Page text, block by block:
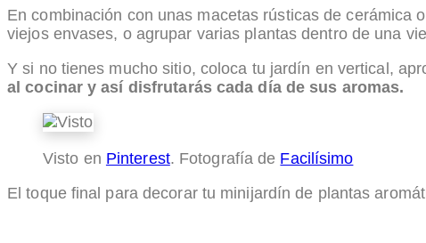
En combinación con unas macetas rústicas de cerámica
viejos envases, o agrupar varias plantas dentro de una
Y si no tienes mucho sitio, coloca tu jardín en vertical,
al cocinar y así disfrutarás cada día de sus aromas.
Visto en Pinterest. Fotografía de Facilísimo
El toque final para decorar tu minijardín de plantas